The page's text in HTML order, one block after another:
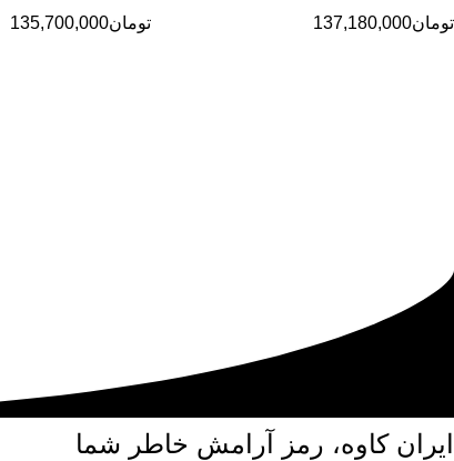
تومان137,180,000 تومان135,700,000
ایران کاوه، رمز آرامش خاطر شما